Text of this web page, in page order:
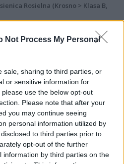
Not Process My Personal
sale, sharing to third parties, or
or sensitive information for
use the below opt-out
Please note that after your
you may continue seeing
personal information utilized by
to third parties prior to
opt-out of the further
information by third parties on the
Rosielna (Krosno > Klasa B,
> Klasa B, gr. III (24. kolejki - Krosno
i informacje o przebiegu
danych dla kibiców i pasjonatów
nie widzisz tutaj danych z pewnością
Jasienica Rosielna
publikujemyoficjalny wynik
jeśli są dostępne.
dostępny jest tutaj:Krosno > Klasa B,